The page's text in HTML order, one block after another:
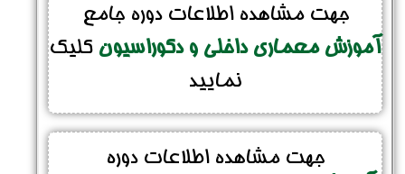
جهت مشاهده اطلاعات دوره جامع
آموزش معماری داخلی و دکوراسیون کلیک
نمایید
جهت مشاهده اطلاعات دوره
شماره واتس‌اپ : *